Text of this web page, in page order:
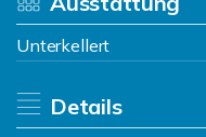
Unterkellert
Details